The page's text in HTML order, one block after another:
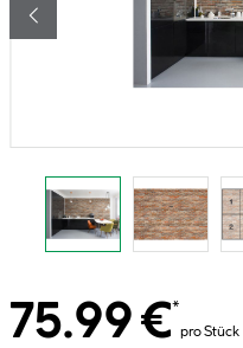
75.99 €*
pro Stück